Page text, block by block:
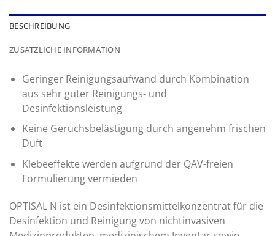
BESCHREIBUNG
ZUSÄTZLICHE INFORMATION
Geringer Reinigungsaufwand durch Kombination
aus sehr guter Reinigungs- und
Desinfektionsleistung
Keine Geruchsbelästigung durch angenehm frischen
Duft
Klebeeffekte werden aufgrund der QAV-freien
Formulierung vermieden
OPTISAL N ist ein Desinfektionsmittelkonzentrat für die
Desinfektion und Reinigung von nichtinvasiven